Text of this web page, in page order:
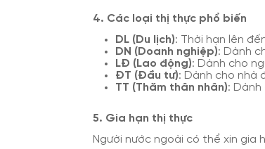
4. Các loại thị thực phổ biến
DL (Du lịch): Thời hạn lên
DN (Doanh nghiệp): Dành
LĐ (Lao động): Dành cho
ĐT (Đầu tư): Dành cho nhà
TT (Thăm thân nhân):
5. Gia hạn thị thực
Người nước ngoài có thể xin gia